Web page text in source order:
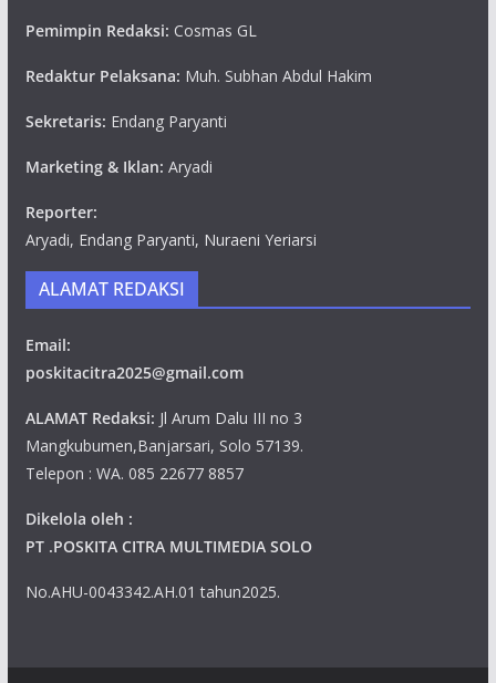
Pemimpin Redaksi: Cosmas GL
Redaktur Pelaksana: Muh. Subhan Abdul Hakim
Sekretaris: Endang Paryanti
Marketing & Iklan: Aryadi
Reporter:
Aryadi, Endang Paryanti, Nuraeni Yeriarsi
ALAMAT REDAKSI
Email:
poskitacitra2025@gmail.com
ALAMAT Redaksi: Jl Arum Dalu III no 3
Mangkubumen,Banjarsari, Solo 57139.
Telepon : WA. 085 22677 8857
Dikelola oleh :
PT .POSKITA CITRA MULTIMEDIA SOLO
No.AHU-0043342.AH.01 tahun2025.